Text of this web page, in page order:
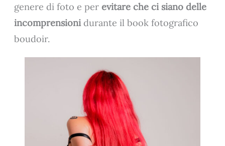
genere di foto e perevitare che ci siano delle
incomprensionidurante il book fotografico
boudoir.